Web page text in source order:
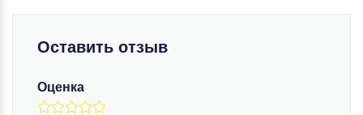
Оставить отзыв
Оценка